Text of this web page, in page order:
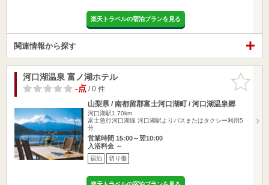
楽天トラベルの宿泊プランを見る
関連情報から探す
お気に入
りに追加
河口湖温泉 富ノ湖ホテル
-点/ 0 件
山梨県 / 南都留郡富士河口湖町 / 河口湖温泉郷
河口湖駅1.70km
富士急行河口湖線 河口湖駅よりバスまたはタクシー利用5
分
営業時間 15:00～翌10:00
入浴料金 ～
宿泊 切り傷